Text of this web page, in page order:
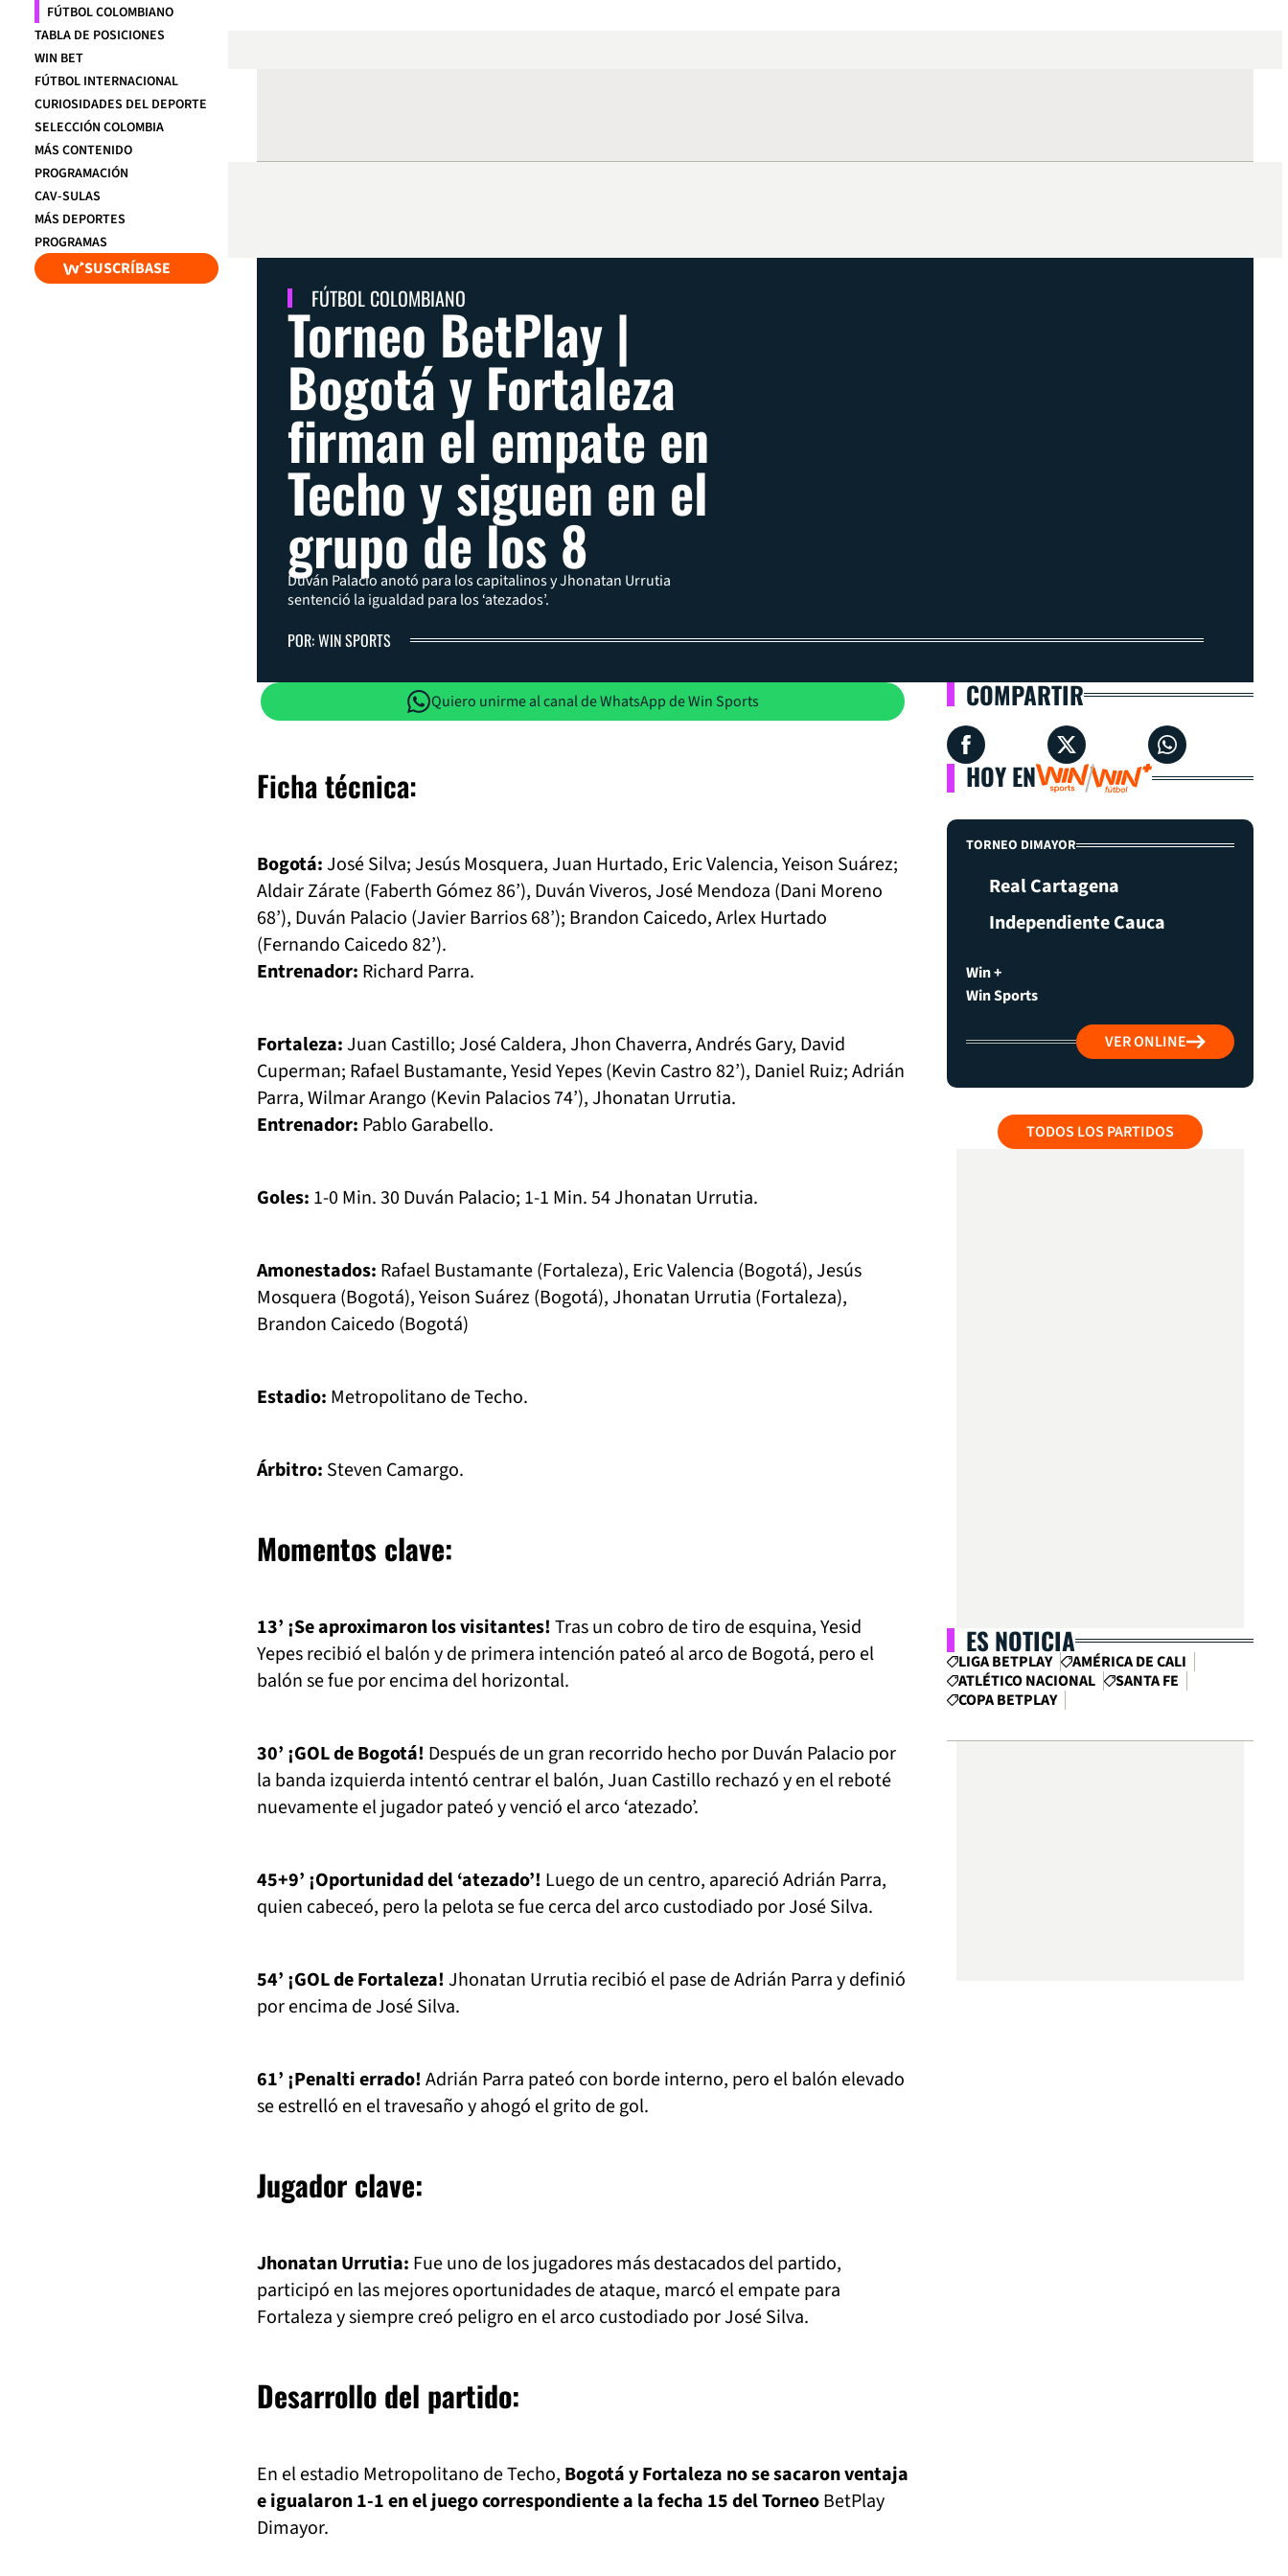
FÚTBOL COLOMBIANO
TABLA DE POSICIONES
WIN BET
FÚTBOL INTERNACIONAL
CURIOSIDADES DEL DEPORTE
SELECCIÓN COLOMBIA
MÁS CONTENIDO
PROGRAMACIÓN
CAV-SULAS
MÁS DEPORTES
PROGRAMAS
SUSCRÍBASE
FÚTBOL COLOMBIANO
Torneo BetPlay |
Bogotá y Fortaleza
firman el empate en
Techo y siguen en el
grupo de los 8
Duván Palacio anotó para los capitalinos y Jhonatan Urrutia
sentenció la igualdad para los ‘atezados’.
POR: WIN SPORTS
Quiero unirme al canal de WhatsApp de Win Sports
Ficha técnica:
Bogotá:José Silva; Jesús Mosquera, Juan Hurtado, Eric Valencia, Yeison Suárez;
Aldair Zárate (Faberth Gómez 86’), Duván Viveros, José Mendoza (Dani Moreno
68’), Duván Palacio (Javier Barrios 68’); Brandon Caicedo, Arlex Hurtado
(Fernando Caicedo 82’).
Entrenador: Richard Parra.
Fortaleza:Juan Castillo; José Caldera, Jhon Chaverra, Andrés Gary, David
Cuperman; Rafael Bustamante, Yesid Yepes (Kevin Castro 82’), Daniel Ruiz; Adrián
Parra, Wilmar Arango (Kevin Palacios 74’), Jhonatan Urrutia.
Entrenador: Pablo Garabello.
Goles: 1-0 Min. 30 Duván Palacio; 1-1 Min. 54 Jhonatan Urrutia.
Amonestados: Rafael Bustamante (Fortaleza), Eric Valencia (Bogotá), Jesús
Mosquera (Bogotá), Yeison Suárez (Bogotá), Jhonatan Urrutia (Fortaleza),
Brandon Caicedo (Bogotá)
Estadio: Metropolitano de Techo.
Árbitro: Steven Camargo.
Momentos clave:
13’ ¡Se aproximaron los visitantes!Tras un cobro de tiro de esquina, Yesid
Yepes recibió el balón y de primera intención pateó al arco de Bogotá, pero el
balón se fue por encima del horizontal.
30’ ¡GOL de Bogotá! Después de un gran recorrido hecho por Duván Palacio por
la banda izquierda intentó centrar el balón, Juan Castillo rechazó y en el reboté
nuevamente el jugador pateó y venció el arco ‘atezado’.
45+9’ ¡Oportunidad del ‘atezado’! Luego de un centro, apareció Adrián Parra,
quien cabeceó, pero la pelota se fue cerca del arco custodiado por José Silva.
54’ ¡GOL de Fortaleza!Jhonatan Urrutia recibió el pase de Adrián Parra y definió
por encima de José Silva.
61’ ¡Penalti errado!Adrián Parra pateó con borde interno, pero el balón elevado
se estrelló en el travesaño y ahogó el grito de gol.
Jugador clave:
Jhonatan Urrutia: Fue uno de los jugadores más destacados del partido,
participó en las mejores oportunidades de ataque, marcó el empate para
Fortaleza y siempre creó peligro en el arco custodiado por José Silva.
Desarrollo del partido:
En el estadio Metropolitano de Techo, Bogotá y Fortaleza no se sacaron ventaja
e igualaron 1-1 en el juego correspondiente a la fecha 15 del TorneoBetPlay
Dimayor.
COMPARTIR
HOY EN
TORNEO DIMAYOR
Real Cartagena
Independiente Cauca
Win +
Win Sports
VER ONLINE
TODOS LOS PARTIDOS
ES NOTICIA
LIGA BETPLAY
AMÉRICA DE CALI
ATLÉTICO NACIONAL
SANTA FE
COPA BETPLAY